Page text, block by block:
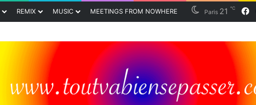
REMIX MUSIC MEETINGS FROM NOWHERE Paris 21 ℃